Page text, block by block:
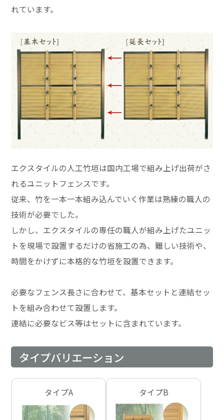
れています。
エクスタイルの人工竹垣は国内工場で組み上げ出荷がさ
れるユニットフェンスです。
従来、竹を一本一本組み込んでいく作業は熟練の職人の
技術が必要でした。
しかし、エクスタイルの専任の職人が組み上げたユニッ
トを現場で設置するだけの省施工の為、難しい技術や、
時間をかけずに本格的な竹垣を設置できます。
必要なフェンス長さに合わせて、基本セットと連結セッ
トを組み合わせて設置します。
連結に必要なビス等はセットに含まれています。
タイプバリエーション
タイプA タイプB